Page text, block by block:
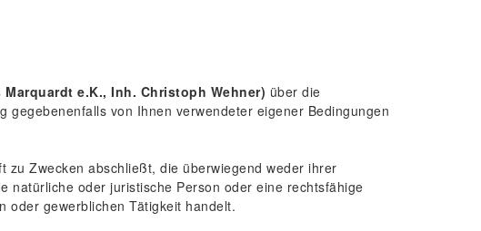
Marquardt e.K., Inh. Christoph Wehner) über die
von Ihnen verwendeter eigener Bedingungen
zu Zwecken abschließt, die überwiegend weder ihrer
natürliche oder juristische Person oder eine rechtsfähige
oder gewerblichen Tätigkeit handelt.